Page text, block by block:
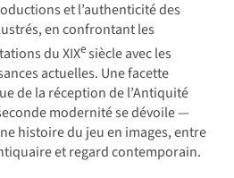
et l’authenticité des
en confrontant les
du XIXesiècle avec les
actuelles. Une facette
de la réception de l’Antiquité
modernité se dévoile —
histoire du jeu en images, entre
et regard contemporain.